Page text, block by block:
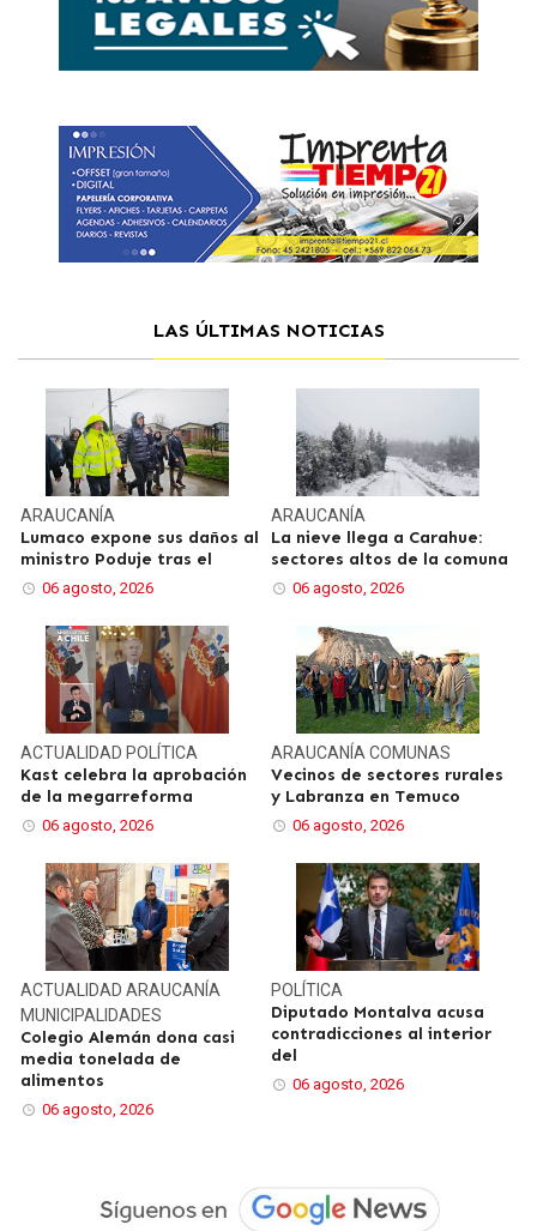
LAS ÚLTIMAS NOTICIAS
ARAUCANÍA
Lumaco expone sus daños al
ministro Poduje tras el
06 agosto, 2026
ARAUCANÍA
La nieve llega a Carahue:
sectores altos de la comuna
06 agosto, 2026
ACTUALIDAD POLÍTICA
Kast celebra la aprobación
de la megarreforma
06 agosto, 2026
ARAUCANÍACOMUNAS
Vecinos de sectores rurales
y Labranza en Temuco
06 agosto, 2026
ACTUALIDADARAUCANÍA
MUNICIPALIDADES
Colegio Alemán dona casi
media tonelada de
alimentos
06 agosto, 2026
POLÍTICA
Diputado Montalva acusa
contradicciones al interior
del
06 agosto, 2026